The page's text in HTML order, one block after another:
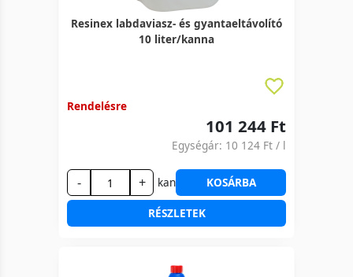
Resinex labdaviasz- és gyantaeltávolító
10 liter/kanna
Rendelésre
101 244 Ft
Egységár: 10 124 Ft / l
- + kan KOSÁRBA
RÉSZLETEK